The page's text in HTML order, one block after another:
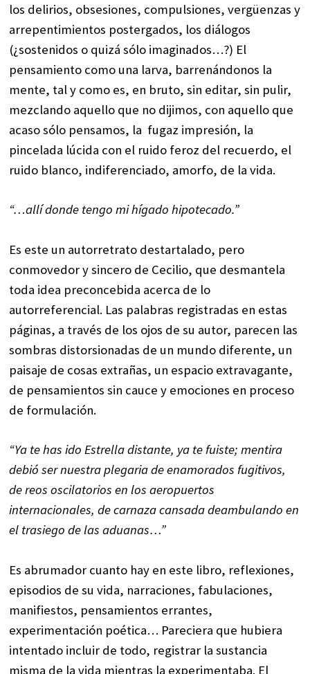
los delirios, obsesiones, compulsiones, vergüenzas y
arrepentimientos postergados, los diálogos
(¿sostenidos o quizá sólo imaginados…?) El
pensamiento como una larva, barrenándonos la
mente, tal y como es, en bruto, sin editar, sin pulir,
mezclando aquello que no dijimos, con aquello que
acaso sólo pensamos, la fugaz impresión, la
pincelada lúcida con el ruido feroz del recuerdo, el
ruido blanco, indiferenciado, amorfo, de la vida.
“…allí donde tengo mi hígado hipotecado.”
Es este un autorretrato destartalado, pero
conmovedor y sincero de Cecilio, que desmantela
toda idea preconcebida acerca de lo
autorreferencial. Las palabras registradas en estas
páginas, a través de los ojos de su autor, parecen las
sombras distorsionadas de un mundo diferente, un
paisaje de cosas extrañas, un espacio extravagante,
de pensamientos sin cauce y emociones en proceso
de formulación.
“Ya te has ido Estrella distante, ya te fuiste; mentira
debió ser nuestra plegaria de enamorados fugitivos,
de reos oscilatorios en los aeropuertos
internacionales, de carnaza cansada deambulando en
el trasiego de las aduanas…”
Es abrumador cuanto hay en este libro, reflexiones,
episodios de su vida, narraciones, fabulaciones,
manifiestos, pensamientos errantes,
experimentación poética… Pareciera que hubiera
intentado incluir de todo, registrar la sustancia
misma de la vida mientras la experimentaba. El